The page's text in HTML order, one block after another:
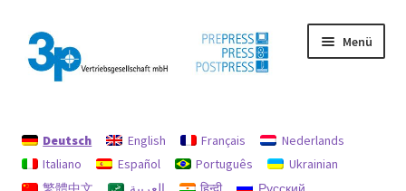
Zur
Navigation
springen
Zum
Inhalt
springen
Menü
Datenschutz
Deutsch English Français
Nederlands
Italiano
Español Português
Ukrainian